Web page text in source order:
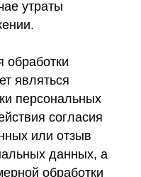
утраты
обработки
являться
персональных
согласия
или отзыв
данных, а
обработки